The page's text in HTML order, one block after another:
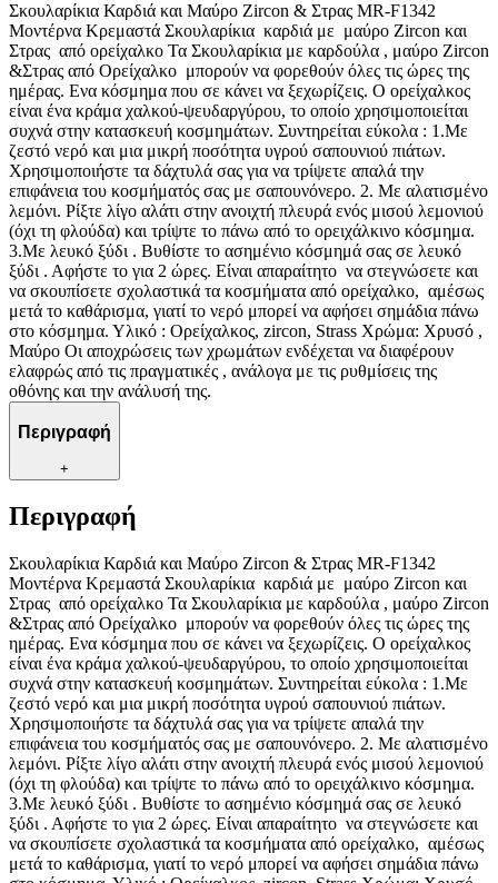
Σκουλαρίκια Καρδιά και Μαύρο Zircon & Στρας MR-F1342
Μοντέρνα Κρεμαστά Σκουλαρίκια καρδιά με μαύρο Zircon και
Στρας από ορείχαλκο Τα Σκουλαρίκια με καρδούλα , μαύρο Zircon
&Στρας από Ορείχαλκο μπορούν να φορεθούν όλες τις ώρες της
ημέρας. Ενα κόσμημα που σε κάνει να ξεχωρίζεις. Ο ορείχαλκος
είναι ένα κράμα χαλκού-ψευδαργύρου, το οποίο χρησιμοποιείται
συχνά στην κατασκευή κοσμημάτων. Συντηρείται εύκολα : 1.Με
ζεστό νερό και μια μικρή ποσότητα υγρού σαπουνιού πιάτων.
Χρησιμοποιήστε τα δάχτυλά σας για να τρίψετε απαλά την
επιφάνεια του κοσμήματός σας με σαπουνόνερο. 2. Με αλατισμένο
λεμόνι. Ρίξτε λίγο αλάτι στην ανοιχτή πλευρά ενός μισού λεμονιού
(όχι τη φλούδα) και τρίψτε το πάνω από το ορειχάλκινο κόσμημα.
3.Με λευκό ξύδι . Βυθίστε το ασημένιο κόσμημά σας σε λευκό
ξύδι . Αφήστε το για 2 ώρες. Είναι απαραίτητο να στεγνώσετε και
να σκουπίσετε σχολαστικά τα κοσμήματα από ορείχαλκο, αμέσως
μετά το καθάρισμα, γιατί το νερό μπορεί να αφήσει σημάδια πάνω
στο κόσμημα. Υλικό : Ορείχαλκος, zircon, Strass Χρώμα: Χρυσό ,
Μαύρο Οι αποχρώσεις των χρωμάτων ενδέχεται να διαφέρουν
ελαφρώς από τις πραγματικές , ανάλογα με τις ρυθμίσεις της
οθόνης και την ανάλυσή της.
Περιγραφή
+
Περιγραφή
Σκουλαρίκια Καρδιά και Μαύρο Zircon & Στρας MR-F1342
Μοντέρνα Κρεμαστά Σκουλαρίκια καρδιά με μαύρο Zircon και
Στρας από ορείχαλκο Τα Σκουλαρίκια με καρδούλα , μαύρο Zircon
&Στρας από Ορείχαλκο μπορούν να φορεθούν όλες τις ώρες της
ημέρας. Ενα κόσμημα που σε κάνει να ξεχωρίζεις. Ο ορείχαλκος
είναι ένα κράμα χαλκού-ψευδαργύρου, το οποίο χρησιμοποιείται
συχνά στην κατασκευή κοσμημάτων. Συντηρείται εύκολα : 1.Με
ζεστό νερό και μια μικρή ποσότητα υγρού σαπουνιού πιάτων.
Χρησιμοποιήστε τα δάχτυλά σας για να τρίψετε απαλά την
επιφάνεια του κοσμήματός σας με σαπουνόνερο. 2. Με αλατισμένο
λεμόνι. Ρίξτε λίγο αλάτι στην ανοιχτή πλευρά ενός μισού λεμονιού
(όχι τη φλούδα) και τρίψτε το πάνω από το ορειχάλκινο κόσμημα.
3.Με λευκό ξύδι . Βυθίστε το ασημένιο κόσμημά σας σε λευκό
ξύδι . Αφήστε το για 2 ώρες. Είναι απαραίτητο να στεγνώσετε και
να σκουπίσετε σχολαστικά τα κοσμήματα από ορείχαλκο, αμέσως
μετά το καθάρισμα, γιατί το νερό μπορεί να αφήσει σημάδια πάνω